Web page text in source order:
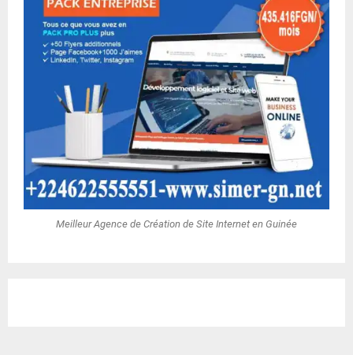
Meilleur Agence de Création de Site Internet en Guinée